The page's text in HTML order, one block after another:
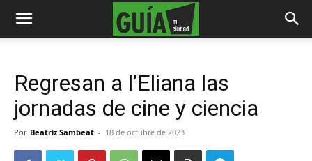
Regresan a l’Eliana las
jornadas de cine y ciencia
Por Beatriz Sambeat - 18 de octubre de 2023